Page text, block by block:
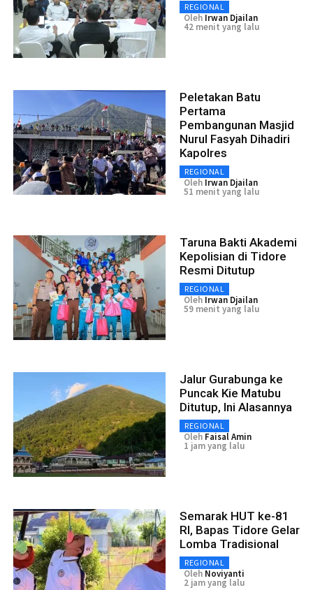
REGIONAL
Oleh Irwan Djailan
42 menit yang lalu
Peletakan Batu
Pertama
Pembangunan Masjid
Nurul Fasyah Dihadiri
Kapolres
REGIONAL
Oleh Irwan Djailan
51 menit yang lalu
Taruna Bakti Akademi
Kepolisian di Tidore
Resmi Ditutup
REGIONAL
Oleh Irwan Djailan
59 menit yang lalu
Jalur Gurabunga ke
Puncak Kie Matubu
Ditutup, Ini Alasannya
REGIONAL
Oleh Faisal Amin
1 jam yang lalu
Semarak HUT ke-81
RI, Bapas Tidore Gelar
Lomba Tradisional
REGIONAL
Oleh Noviyanti
2 jam yang lalu